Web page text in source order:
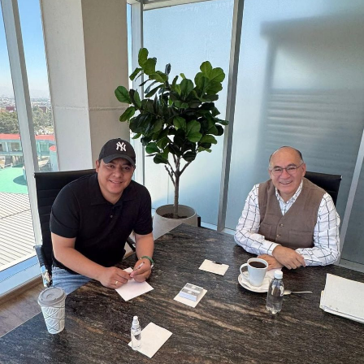
conductoras deberán cumplir con las demás medidas de
seguridad previstas en la legislación estatal.
La diputada Brisseire Sánchez López, explicó que
mantener las luces encendidas permite incrementar
la visibilidad de las motocicletas ante otros usuarios
de la vía
, debido a que por sus dimensiones pueden ser
menos perceptibles que otros vehículos, particularmente
durante determinadas condiciones de circulación.
Señaló que esta medida se encuentra contemplada dentro
de estándares internacionales de seguridad vial, entre
ellos los establecidos en laConvención de Viena sobre
la Circulación Vial, de la que México forma parte, y tiene
como finalidad reducir los factores de riesgo asociados
con la circu lación de motocicletas.